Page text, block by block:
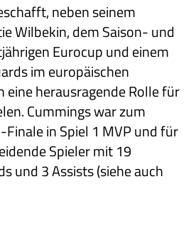
neben seinem
Wilbekin, dem Saison- und
Eurocup und einem
im europäischen
eine herausragende Rolle für
Cummings war zum
in Spiel 1 MVP und für
Spieler mit 19
und 3 Assists (siehe auch